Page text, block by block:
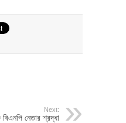
Next:
বিএনপি নেতার শ্রদ্ধা